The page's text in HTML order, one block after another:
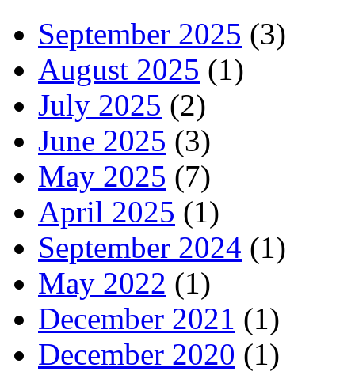
September 2025 (3)
August 2025 (1)
July 2025 (2)
June 2025 (3)
May 2025 (7)
April 2025 (1)
September 2024 (1)
May 2022 (1)
December 2021 (1)
December 2020 (1)